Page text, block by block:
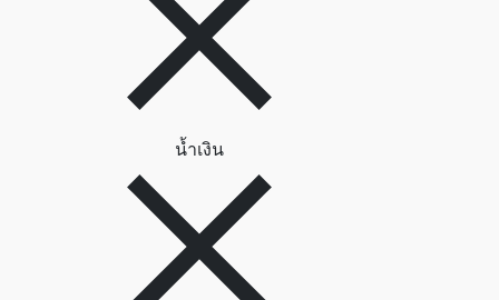
น้ำเงินลบตัวกรอง น้ำเงิน